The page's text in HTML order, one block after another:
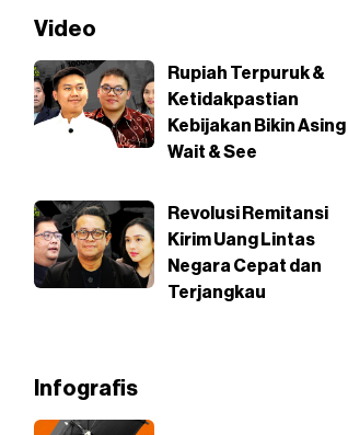
Video
Rupiah Terpuruk &
Ketidakpastian
Kebijakan Bikin Asing
Wait & See
Revolusi Remitansi
Kirim Uang Lintas
Negara Cepat dan
Terjangkau
Infografis